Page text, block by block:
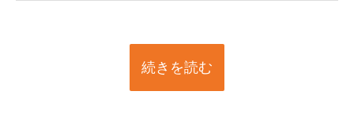
続きを読む